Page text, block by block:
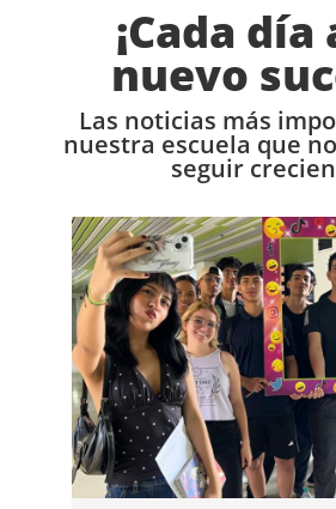
¡Cada día
nuevo
Las noticias más
nuestra escuela que
seguir